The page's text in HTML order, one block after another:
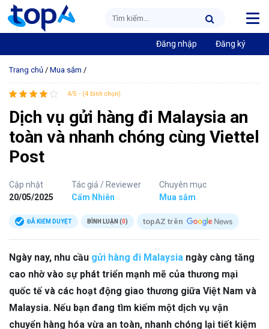
Đăng nhập Đăng ký
Trang chủ / Mua sắm /
4/5 - (4 bình chọn)
Dịch vụ gửi hàng đi Malaysia an
toàn và nhanh chóng cùng Viettel
Post
Cập nhật
20/05/2025
Tác giả / Reviewer
Cẩm Nhiên
Chuyên mục
Mua sắm
ĐÃ KIỂM DUYỆT BÌNH LUẬN (0) topAZ trên
Ngày nay, nhu cầu gửi hàng đi Malaysia ngày càng tăng
cao nhờ vào sự phát triển mạnh mẽ của thương mại
quốc tế và các hoạt động giao thương giữa Việt Nam và
Malaysia. Nếu bạn đang tìm kiếm một dịch vụ vận
chuyển hàng hóa vừa an toàn, nhanh chóng lại tiết kiệm